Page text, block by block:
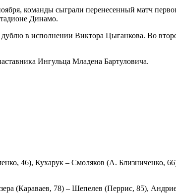
команды сыграли перенесенный матч
Динамо.
в исполнении Виктора Цыганкова. Во
Ингульца Младена Бартуловича.
46), Кухарук – Смоляков (А. Близниченко,
(Караваев, 78) – Шепелев (Перрис, 85),